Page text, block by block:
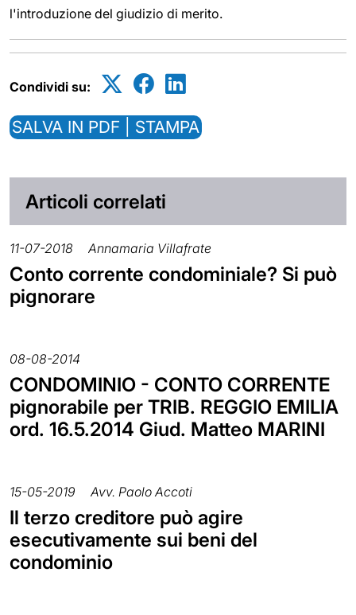
l'introduzione del giudizio di merito.
Condividi su:
SALVA IN PDF | STAMPA
Articoli correlati
11-07-2018 Annamaria Villafrate
Conto corrente condominiale? Si può
pignorare
08-08-2014
CONDOMINIO - CONTO CORRENTE
pignorabile per TRIB. REGGIO EMILIA
ord. 16.5.2014 Giud. Matteo MARINI
15-05-2019 Avv. Paolo Accoti
Il terzo creditore può agire
esecutivamente sui beni del
condominio